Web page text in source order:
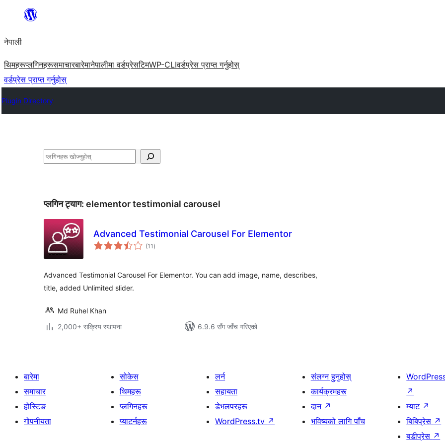
सामग्रीमा
नेपाली
थिमहरूप्लगिनहरूसमाचारबारेमानेपालीमा वर्डप्रेसटिमWP-CLIवर्डप्रेस प्राप्त गर्नुहोस्
वर्डप्रेस प्राप्त गर्नुहोस्
Plugin Directory
खोज्नुहोस्
प्लगिन ट्याग: elementor testimonial carousel
Advanced Testimonial Carousel For Elementor
(11 कुल
रेटिङ्गहरू
)
Advanced Testimonial Carousel For Elementor. You can add image, name, describes,
title, added Unlimited slider.
Md Ruhel Khan
2,000+ सक्रिय स्थापना
6.9.6 सँग जाँच गरिएको
बारेमा
समाचार
होस्टिङ
गोपनीयता
सोकेस
थिमहरू
प्लगिनहरू
प्याटर्नहरू
लर्न
सहायता
डेभलपरहरू
WordPress.tv ↗
संलग्न हुनुहोस्
कार्यक्रमहरू
दान ↗
भविष्यको लागि पाँच
↗
म्याट ↗
बिबिप्रेस ↗
बडीप्रेस ↗